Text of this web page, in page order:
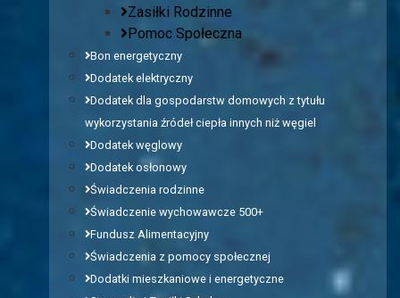
Zasiłki Rodzinne
Pomoc Społeczna
Bon energetyczny
Dodatek elektryczny
Dodatek dla gospodarstw domowych z tytułu
wykorzystania źródeł ciepła innych niż węgiel
Dodatek węglowy
Dodatek osłonowy
Świadczenia rodzinne
Świadczenie wychowawcze 500+
Fundusz Alimentacyjny
Świadczenia z pomocy społecznej
Dodatki mieszkaniowe i energetyczne